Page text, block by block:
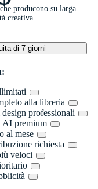
producono su larga
creativa
di 7 giorni
alla libreria
professionali
AI premium
al mese
richiesta
veloci